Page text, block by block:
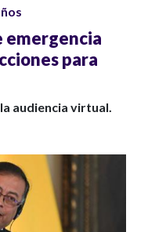
emergencia
para
audiencia virtual.